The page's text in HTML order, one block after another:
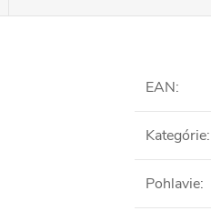
EAN:
Kategórie:
Pohlavie: